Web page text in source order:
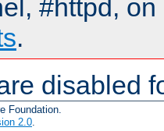
#httpd,
.
disabled
Foundation.
2.0